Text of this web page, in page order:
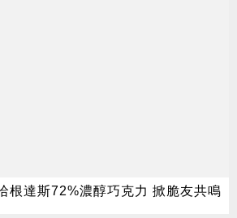
根達斯72%濃醇巧克力 掀脆友共鳴